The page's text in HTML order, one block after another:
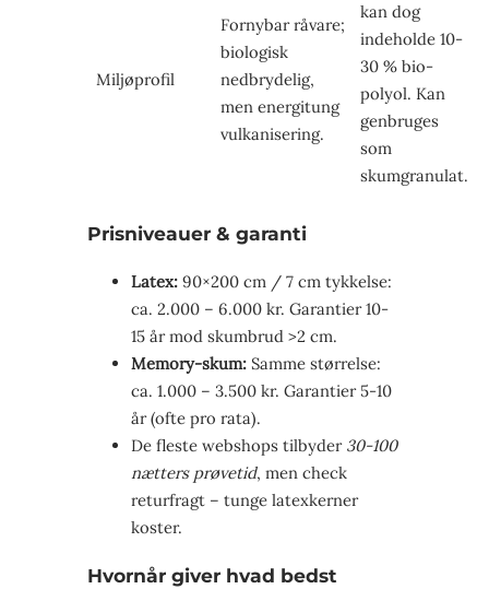
Miljøprofil
Fornybar råvare;
biologisk
nedbrydelig,
men energitung
vulkanisering.
kan dog
indeholde 10-
30 % bio-
polyol. Kan
genbruges
som
skumgranulat.
Prisniveauer & garanti
Latex: 90×200 cm / 7 cm tykkelse:
ca. 2.000 – 6.000 kr. Garantier 10-
15 år mod skumbrud >2 cm.
Memory-skum: Samme størrelse:
ca. 1.000 – 3.500 kr. Garantier 5-10
år (ofte pro rata).
De fleste webshops tilbyder 30-100
nætters prøvetid, men check
returfragt – tunge latex­kerner
koster.
Hvornår giver hvad bedst